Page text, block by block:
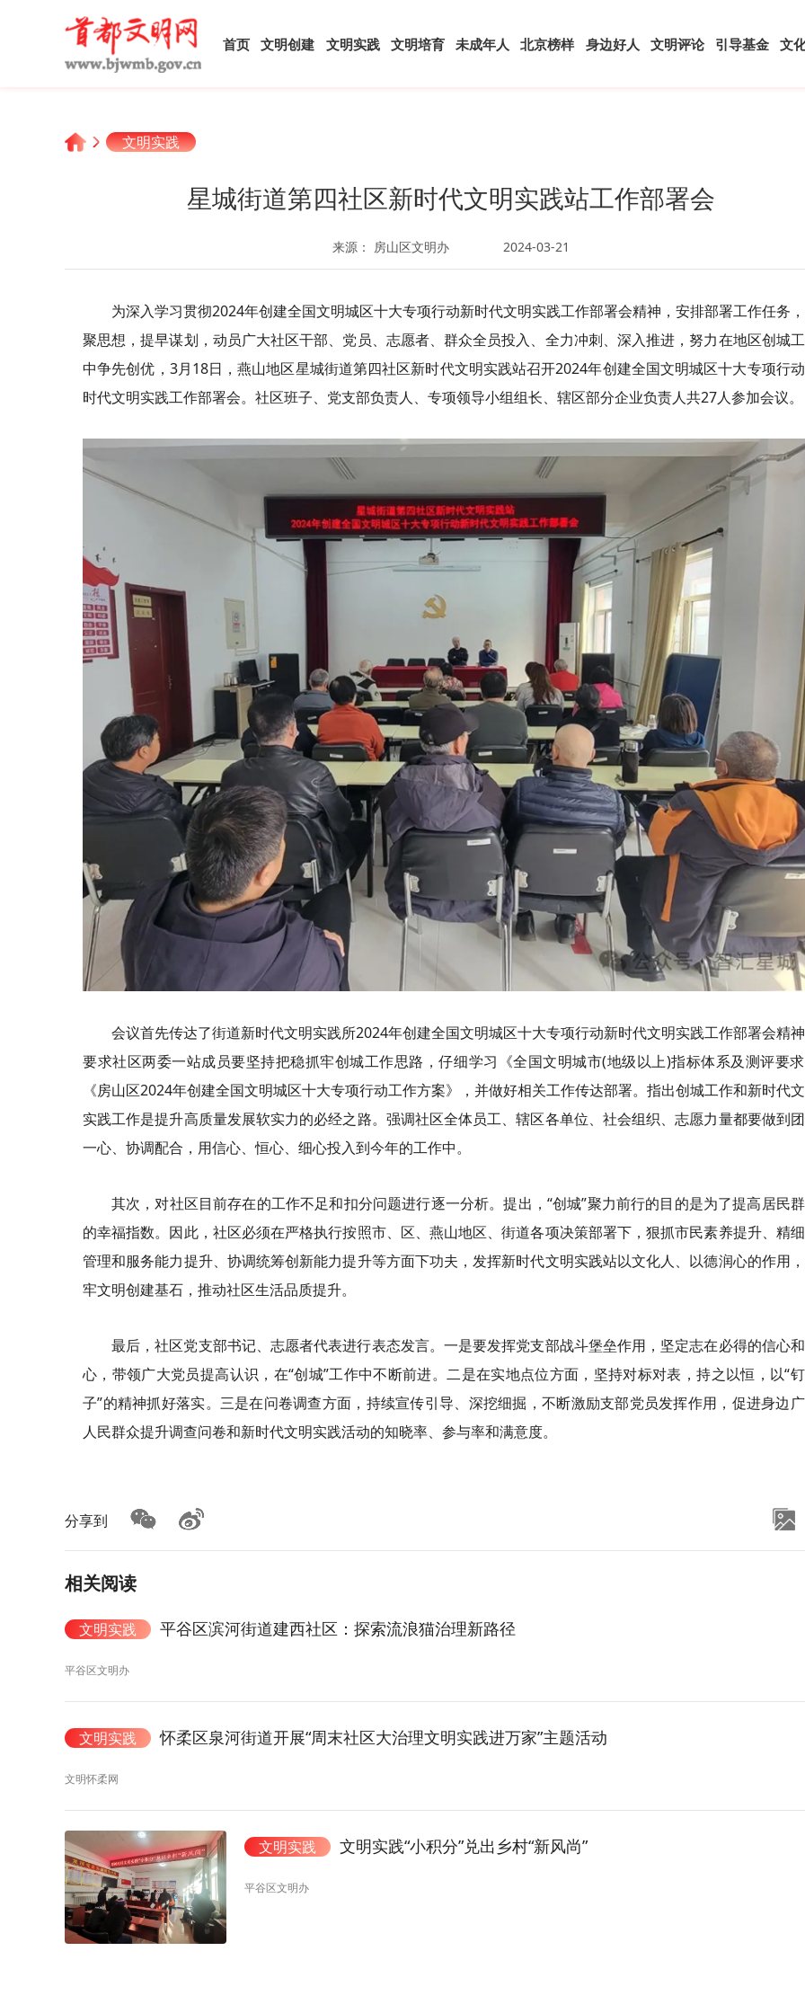
首页 文明创建 文明实践 文明培育 未成年人 北京榜样 身边好人 文明评论 引导基金 文
文明实践
星城街道第四社区新时代文明实践站工作部署会
来源： 房山区文明办 2024-03-21
为深入学习贯彻2024年创建全国文明城区十大专项行动新时代文明实践工作部署会精神，安排部署工作任务
聚思想，提早谋划，动员广大社区干部、党员、志愿者、群众全员投入、全力冲刺、深入推进，努力在地区创城
中争先创优，3月18日，燕山地区星城街道第四社区新时代文明实践站召开2024年创建全国文明城区十大专项行
时代文明实践工作部署会。社区班子、党支部负责人、专项领导小组组长、辖区部分企业负责人共27人参加会议。
会议首先传达了街道新时代文明实践所2024年创建全国文明城区十大专项行动新时代文明实践工作部署会精神
要求社区两委一站成员要坚持把稳抓牢创城工作思路，仔细学习 《全国文明城市(地级以上)指标体系及测评要求
《房山区2024年创建全国文明城区十大专项行动工作方案》，并做好相关工作传达部署。指出创城工作和新时代
实践工作是提升高质量发展软实力的必经之路。强调社区全体员工、辖区各单位、社会组织、志愿力量都要做到
一心、协调配合，用信心、恒心、细心投入到今年的工作中。
其次，对社区目前存在的工作不足和扣分问题进行逐一分析。提出，“创城”聚力前行的目的是为了提高居民
的幸福指数。因此，社区必须在严格执行按照市、区、燕山地区、街道各项决策部署下，狠抓市民素养提升、精
管理和服务能力提升、协调统筹创新能力提升等方面下功夫，发挥新时代文明实践站以文化人、以德润心的作用
牢文明创建基石，推动社区生活品质提升。
最后，社区党支部书记、志愿者代表进行表态发言。一是要发挥党支部战斗堡垒作用，坚定志在必得的信心
心，带领广大党员提高认识，在“创城”工作中不断前进。二是在实地点位方面，坚持对标对表，持之以恒，以“
子”的精神抓好落实。三是在问卷调查方面，持续宣传引导、深挖细掘，不断激励支部党员发挥作用，促进身边
人民群众提升调查问卷和新时代文明实践活动的知晓率、参与率和满意度。
分享到
相关阅读
文明实践 平谷区滨河街道建西社区：探索流浪猫治理新路径
平谷区文明办
文明实践 怀柔区泉河街道开展“周末社区大治理文明实践进万家”主题活动
文明怀柔网
文明实践 文明实践“小积分”兑出乡村“新风尚”
平谷区文明办